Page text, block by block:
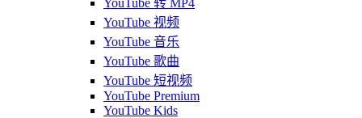
YouTube 转 MP4
YouTube 视频
YouTube 音乐
YouTube 歌曲
YouTube 短视频
YouTube Premium
YouTube Kids